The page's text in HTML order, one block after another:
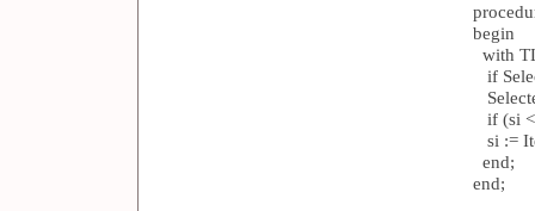
begin
with
if
if (si
si :=
end;
end;